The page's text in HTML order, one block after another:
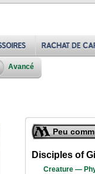
Avancé
Peu
Disciples of
Creature —